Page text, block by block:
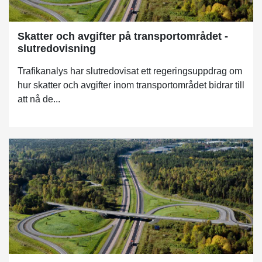
Skatter och avgifter på transportområdet -
slutredovisning
Trafikanalys har slutredovisat ett regeringsuppdrag om
hur skatter och avgifter inom transportområdet bidrar till
att nå de...